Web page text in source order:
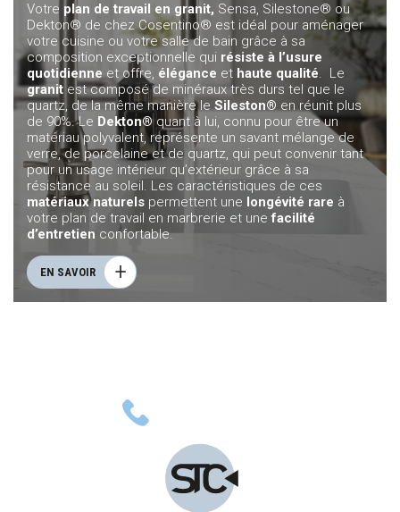
Votre plan de travail en granit, Sensa, Silestone® ou
Dekton® de chez Cosentino® est idéal pour aménager
votre cuisine ou votre salle de bain grâce à sa
composition exceptionnelle qui résiste à l’usure
quotidienne et offre, élégance et haute qualité. Le
granit est composé de minéraux très durs tel que le
quartz, de la même manière le Sileston® en réunit plus
de 90%. Le Dekton® quant à lui, connu pour être un
matériau polyvalent, représente un savant mélange de
verre, de porcelaine et de quartz, qui peut convenir tant
pour un usage intérieur qu’extérieur grâce à sa
résistance au soleil. Les caractéristiques de ces
matériaux naturels permettent une longévité rare à
votre plan de travail en marbrerie et unefacilité
d’entretien confortable.
EN SAVOIR